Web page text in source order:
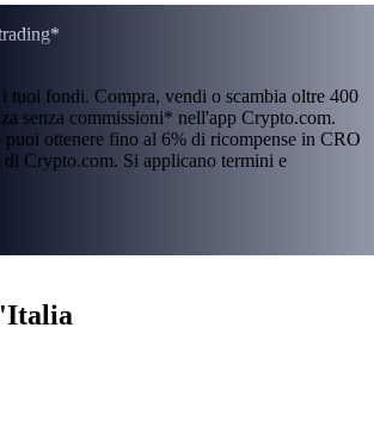
tuoi fondi. Compra, vendi o scambia oltre 400
senza commissioni* nell'app Crypto.com.
ottenere fino al 6% di ricompense in CRO
di Crypto.com. Si applicano termini e